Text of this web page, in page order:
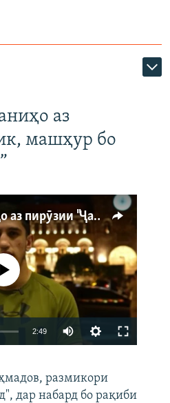
аз
машҳур бо
Ҳаводории арманиҳо аз пирӯзии "Ҷаллод"-и тоҷик
намекунад
2:49
360p
480p
размикори
дар набард бо рақиби